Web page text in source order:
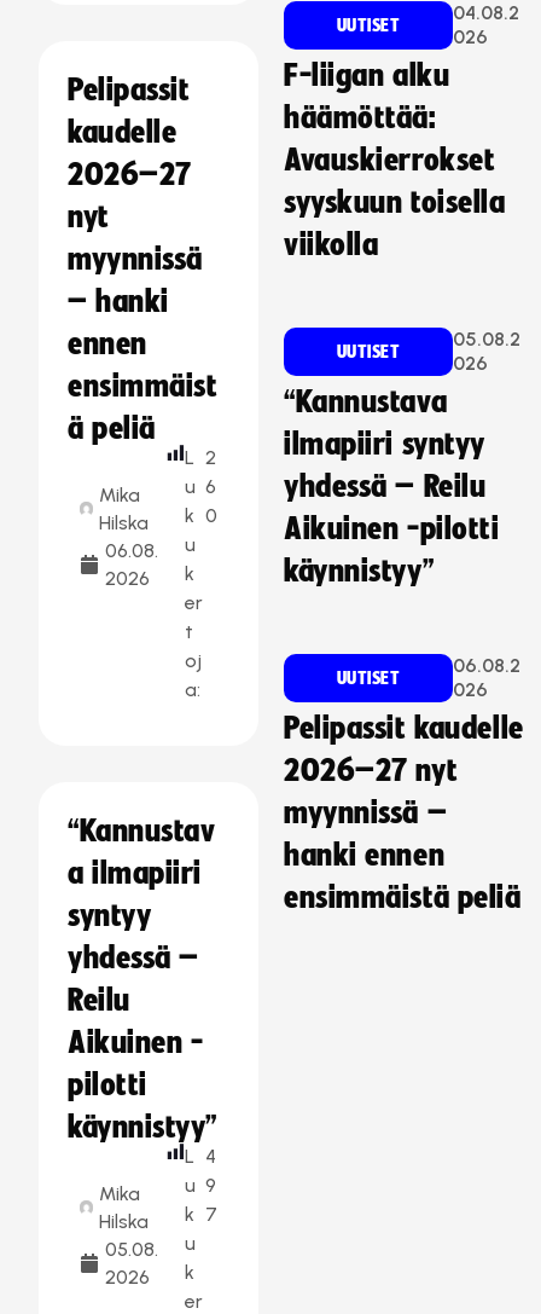
Pelipassit
kaudelle
2026–27
nyt
myynnissä
– hanki
ennen
ensimmäist
ä peliä
Mika
Hilska
06.08.
2026
L
u
k
u
k
er
t
oj
a:
2
6
0
“Kannustav
a ilmapiiri
syntyy
yhdessä –
Reilu
Aikuinen -
pilotti
käynnistyy”
Mika
Hilska
05.08.
2026
L
u
k
u
k
er
4
9
7
UUTISET
04.08.2
026
F-liigan alku
häämöttää:
Avauskierrokset
syyskuun toisella
viikolla
UUTISET
05.08.2
026
“Kannustava
ilmapiiri syntyy
yhdessä – Reilu
Aikuinen -pilotti
käynnistyy”
UUTISET
06.08.2
026
Pelipassit kaudelle
2026–27 nyt
myynnissä –
hanki ennen
ensimmäistä peliä